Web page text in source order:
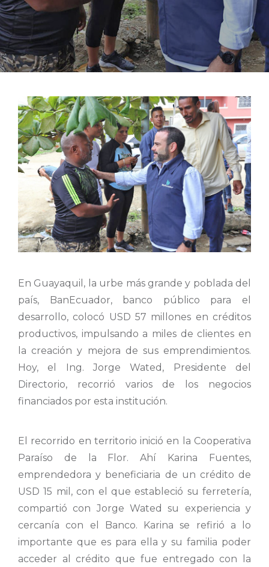
En Guayaquil, la urbe más grande y poblada del
país, BanEcuador, banco público para el
desarrollo, colocó USD 57 millones en créditos
productivos, impulsando a miles de clientes en
la creación y mejora de sus emprendimientos.
Hoy, el Ing. Jorge Wated, Presidente del
Directorio, recorrió varios de los negocios
financiados por esta institución.
El recorrido en territorio inició en la Cooperativa
Paraíso de la Flor. Ahí Karina Fuentes,
emprendedora y beneficiaria de un crédito de
USD 15 mil, con el que estableció su ferretería,
compartió con Jorge Wated su experiencia y
cercanía con el Banco. Karina se refirió a lo
importante que es para ella y su familia poder
acceder al crédito que fue entregado con la